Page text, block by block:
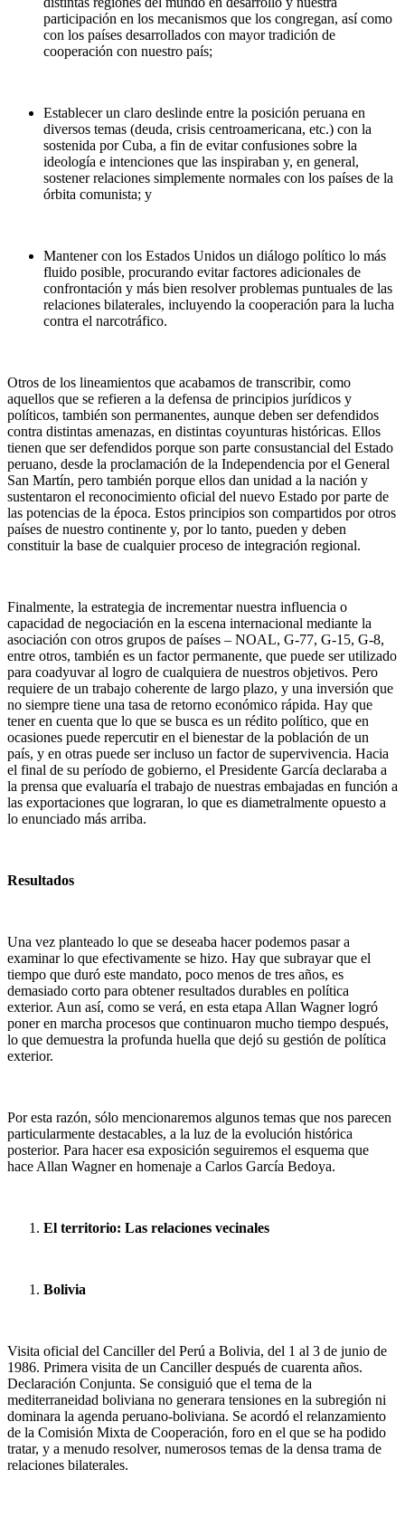
participación en los mecanismos que los congregan, así como
con los países desarrollados con mayor tradición de
cooperación con nuestro país;
Establecer un claro deslinde entre la posición peruana en
diversos temas (deuda, crisis centroamericana, etc.) con la
sostenida por Cuba, a fin de evitar confusiones sobre la
ideología e intenciones que las inspiraban y, en general,
sostener relaciones simplemente normales con los países de la
órbita comunista; y
Mantener con los Estados Unidos un diálogo político lo más
fluido posible, procurando evitar factores adicionales de
confrontación y más bien resolver problemas puntuales de las
relaciones bilaterales, incluyendo la cooperación para la lucha
contra el narcotráfico.
Otros de los lineamientos que acabamos de transcribir, como
aquellos que se refieren a la defensa de principios jurídicos y
políticos, también son permanentes, aunque deben ser defendidos
contra distintas amenazas, en distintas coyunturas históricas. Ellos
tienen que ser defendidos porque son parte consustancial del Estado
peruano, desde la proclamación de la Independencia por el General
San Martín, pero también porque ellos dan unidad a la nación y
sustentaron el reconocimiento oficial del nuevo Estado por parte de
las potencias de la época. Estos principios son compartidos por otros
países de nuestro continente y, por lo tanto, pueden y deben
constituir la base de cualquier proceso de integración regional.
Finalmente, la estrategia de incrementar nuestra influencia o
capacidad de negociación en la escena internacional mediante la
asociación con otros grupos de países – NOAL, G-77, G-15, G-8,
entre otros, también es un factor permanente, que puede ser utilizado
para coadyuvar al logro de cualquiera de nuestros objetivos. Pero
requiere de un trabajo coherente de largo plazo, y una inversión que
no siempre tiene una tasa de retorno económico rápida. Hay que
tener en cuenta que lo que se busca es un rédito político, que en
ocasiones puede repercutir en el bienestar de la población de un
país, y en otras puede ser incluso un factor de supervivencia. Hacia
el final de su período de gobierno, el Presidente García declaraba a
la prensa que evaluaría el trabajo de nuestras embajadas en función a
las exportaciones que lograran, lo que es diametralmente opuesto a
lo enunciado más arriba.
Resultados
Una vez planteado lo que se deseaba hacer podemos pasar a
examinar lo que efectivamente se hizo. Hay que subrayar que el
tiempo que duró este mandato, poco menos de tres años, es
demasiado corto para obtener resultados durables en política
exterior. Aun así, como se verá, en esta etapa Allan Wagner logró
poner en marcha procesos que continuaron mucho tiempo después,
lo que demuestra la profunda huella que dejó su gestión de política
exterior.
Por esta razón, sólo mencionaremos algunos temas que nos parecen
particularmente destacables, a la luz de la evolución histórica
posterior. Para hacer esa exposición seguiremos el esquema que
hace Allan Wagner en homenaje a Carlos García Bedoya.
El territorio: Las relaciones vecinales
Bolivia
Visita oficial del Canciller del Perú a Bolivia, del 1 al 3 de junio de
1986. Primera visita de un Canciller después de cuarenta años.
Declaración Conjunta. Se consiguió que el tema de la
mediterraneidad boliviana no generara tensiones en la subregión ni
dominara la agenda peruano-boliviana. Se acordó el relanzamiento
de la Comisión Mixta de Cooperación, foro en el que se ha podido
tratar, y a menudo resolver, numerosos temas de la densa trama de
relaciones bilaterales.